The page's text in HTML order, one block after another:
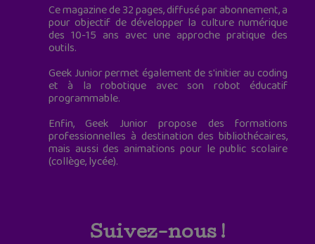
Ce magazine de 32 pages, diffusé par abonnement, a
pour objectif de développer la culture numérique
des 10-15 ans avec une approche pratique des
outils.
Geek Junior permet également de s'initier au coding
et à la robotique avec son robot éducatif
programmable.
Enfin, Geek Junior propose des formations
professionnelles à destination des bibliothécaires,
mais aussi des animations pour le public scolaire
(collège, lycée).
Suivez-nous !